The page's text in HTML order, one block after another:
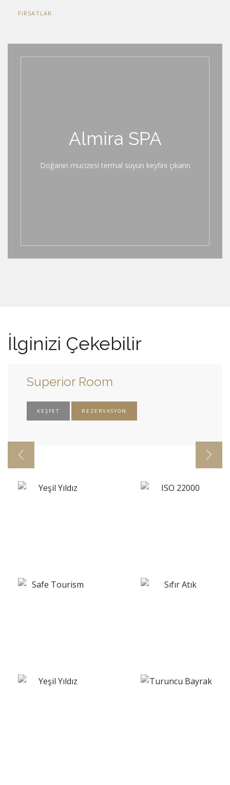
FIRSATLAR
Almira SPA
Doğanın mucizesi termal suyun keyfini çıkarın
İlginizi Çekebilir
Superior Room
KEŞFET REZERVASYON